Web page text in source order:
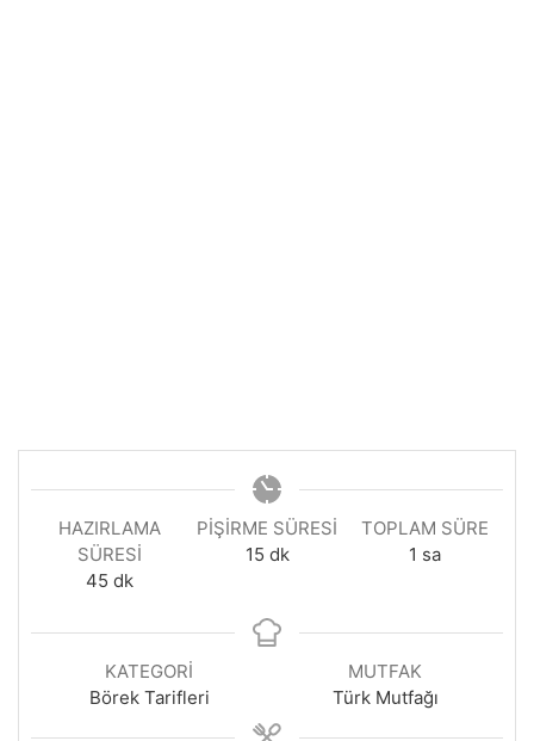
HAZIRLAMA
SÜRESI
45 dakika
dk
PIŞIRME SÜRESI
15dakika
dk
TOPLAM SÜRE
1 saat
sa
KATEGORI
Börek Tarifleri
MUTFAK
Türk Mutfağı